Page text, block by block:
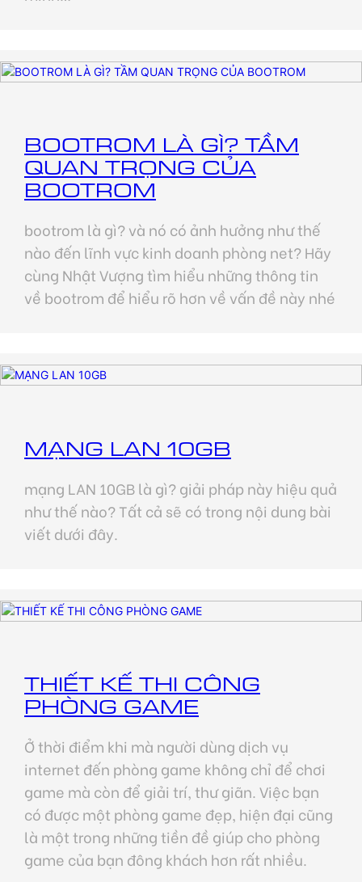
BOOTROM LÀ GÌ? TẦM
QUAN TRỌNG CỦA
BOOTROM
bootrom là gì? và nó có ảnh hưởng như thế
nào đến lĩnh vực kinh doanh phòng net? Hãy
cùng Nhật Vượng tìm hiểu những thông tin
về bootrom để hiểu rõ hơn về vấn đề này nhé
MẠNG LAN 10GB
mạng LAN 10GB là gì? giải pháp này hiệu quả
như thế nào? Tất cả sẽ có trong nội dung bài
viết dưới đây.
THIẾT KẾ THI CÔNG
PHÒNG GAME
Ở thời điểm khi mà người dùng dịch vụ
internet đến phòng game không chỉ để chơi
game mà còn để giải trí, thư giãn. Việc bạn
có được một phòng game đẹp, hiện đại cũng
là một trong những tiền đề giúp cho phòng
game của bạn đông khách hơn rất nhiều.